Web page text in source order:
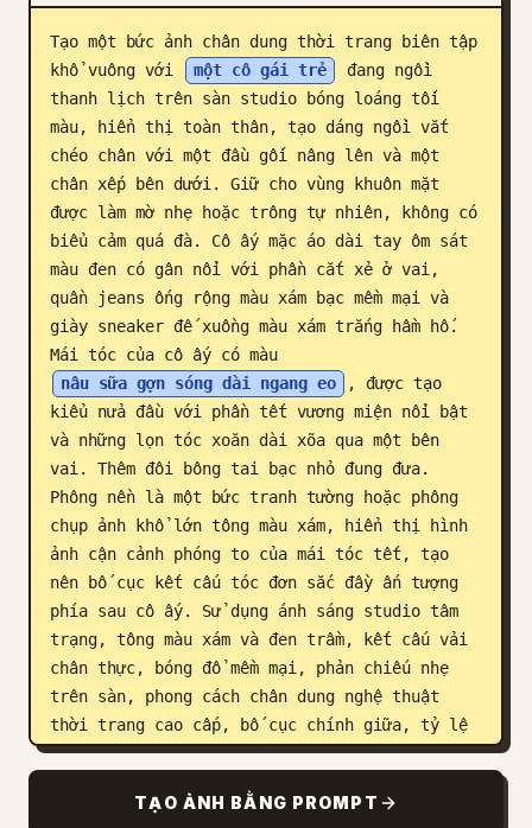
Blog
Cập nhật
Tạo một bức ảnh chân dung thời trang biên tập
khổ vuông với
một cô gái trẻ
đang ngồi
thanh lịch trên sàn studio bóng loáng tối
màu, hiển thị toàn thân, tạo dáng ngồi vắt
chéo chân với một đầu gối nâng lên và một
chân xếp bên dưới. Giữ cho vùng khuôn mặt
được làm mờ nhẹ hoặc trông tự nhiên, không có
biểu cảm quá đà. Cô ấy mặc áo dài tay ôm sát
màu đen có gân nổi với phần cắt xẻ ở vai,
quần jeans ống rộng màu xám bạc mềm mại và
giày sneaker đế xuồng màu xám trắng hầm hố.
Mái tóc của cô ấy có màu
nâu sữa gợn sóng dài ngang eo
, được tạo
kiểu nửa đầu với phần tết vương miện nổi bật
và những lọn tóc xoăn dài xõa qua một bên
vai. Thêm đôi bông tai bạc nhỏ đung đưa.
Phông nền là một bức tranh tường hoặc phông
chụp ảnh khổ lớn tông màu xám, hiển thị hình
ảnh cận cảnh phóng to của mái tóc tết, tạo
nên bố cục kết cấu tóc đơn sắc đầy ấn tượng
phía sau cô ấy. Sử dụng ánh sáng studio tâm
trạng, tông màu xám và đen trầm, kết cấu vải
chân thực, bóng đổ mềm mại, phản chiếu nhẹ
trên sàn, phong cách chân dung nghệ thuật
thời trang cao cấp, bố cục chính giữa, tỷ lệ
khung hình 1:1. Bao gồm chính xác 3 món trang
rộng, giày sneaker xám trắng hầm hố. Tránh
TẠO ẢNH BẰNG PROMPT